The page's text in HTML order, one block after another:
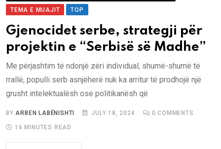
TEMA E MUAJIT
TOP
Gjenocidet serbe, strategji për
projektin e “Serbisë së Madhe”
Me përjashtim të ndonjë zëri individual, shumë-shumë të
rrallë, populli serb asnjëherë nuk ka arritur të prodhojë një
grusht intelektualësh ose politikanësh që
BY ARBEN LABËNISHTI JULY 18, 2024 0 COMMENTS
16 MINUTES READ